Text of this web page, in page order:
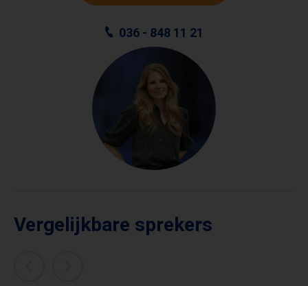
036 - 848 11 21
Vergelijkbare sprekers